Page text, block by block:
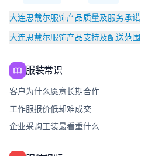
大连思戴尔服饰产品质量及服务承诺
大连思戴尔服饰产品支持及配送范围
服装常识
客户为什么愿意长期合作
工作服报价低却难成交
企业采购工装最看重什么